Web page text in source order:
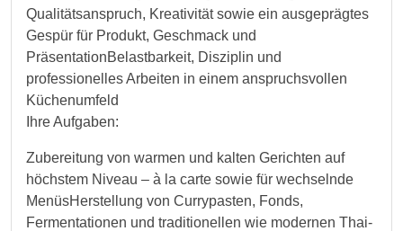
Qualitätsanspruch, Kreativität sowie ein ausgeprägtes
Gespür für Produkt, Geschmack und
PräsentationBelastbarkeit, Disziplin und
professionelles Arbeiten in einem anspruchsvollen
Küchenumfeld
Ihre Aufgaben:
Zubereitung von warmen und kalten Gerichten auf
höchstem Niveau – à la carte sowie für wechselnde
MenüsHerstellung von Currypasten, Fonds,
Fermentationen und traditionellen wie modernen Thai-